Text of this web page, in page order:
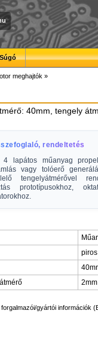
Súgó
meghajtók »
40mm, tengely
rendeltetés
4 lapátos műanyag
vagy tolóerő
tengelyátmérővel
prototípusokhoz,
piros
2mm
gyártói információk